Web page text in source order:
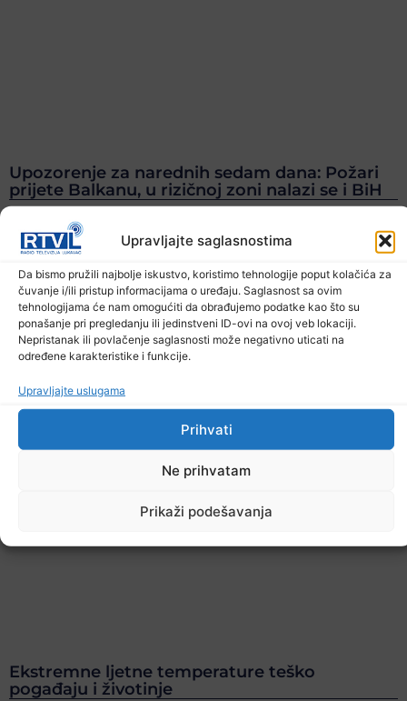
Upravljajte saglasnostima
Da bismo pružili najbolje iskustvo, koristimo tehnologije poput kolačića za
čuvanje i/ili pristup informacijama o uređaju. Saglasnost sa ovim
tehnologijama će nam omogućiti da obrađujemo podatke kao što su
ponašanje pri pregledanju ili jedinstveni ID-ovi na ovoj veb lokaciji.
Nepristanak ili povlačenje saglasnosti može negativno uticati na
određene karakteristike i funkcije.
Upravljajte uslugama
Prihvati
Ne prihvatam
Prikaži podešavanja
Upozorenje za narednih sedam dana: Požari
prijete Balkanu, u rizičnoj zoni nalazi se i BiH
Ekstremne ljetne temperature teško
pogađaju i životinje